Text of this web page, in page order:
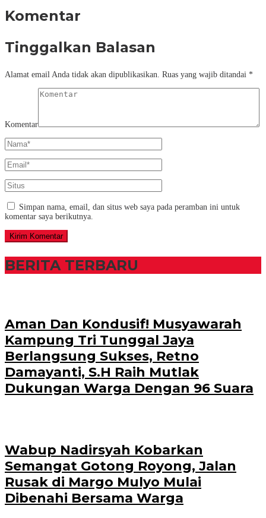
Komentar
Tinggalkan Balasan
Alamat email Anda tidak akan dipublikasikan. Ruas yang wajib ditandai *
Komentar
Simpan nama, email, dan situs web saya pada peramban ini untuk
komentar saya berikutnya.
BERITA TERBARU
Aman Dan Kondusif! Musyawarah
Kampung Tri Tunggal Jaya
Berlangsung Sukses, Retno
Damayanti, S.H Raih Mutlak
Dukungan Warga Dengan 96 Suara
Wabup Nadirsyah Kobarkan
Semangat Gotong Royong, Jalan
Rusak di Margo Mulyo Mulai
Dibenahi Bersama Warga